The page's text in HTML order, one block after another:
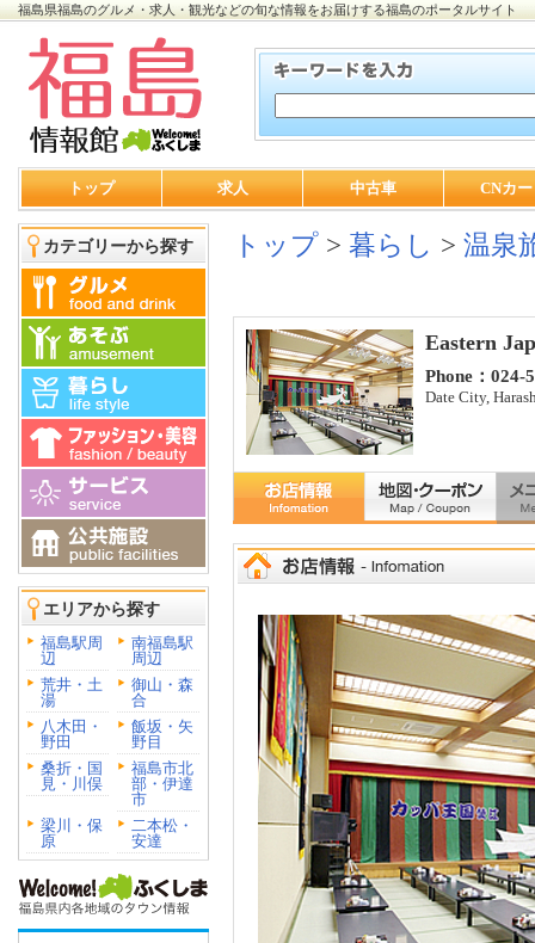
福島県福島のグルメ・求人・観光などの旬な情報をお届けする福島のポータルサイト
トップ 求人 中古車 CNカ
カテゴリーから探す
エリアから探す
福島駅周
辺
南福島駅
周辺
荒井・土
湯
御山・森
合
八木田・
野田
飯坂・矢
野目
桑折・国
見・川俣
福島市北
部・伊達
市
梁川・保
原
二本松・
安達
トップ > 暮らし > 温泉
Eastern
Phone：024-
Date City,